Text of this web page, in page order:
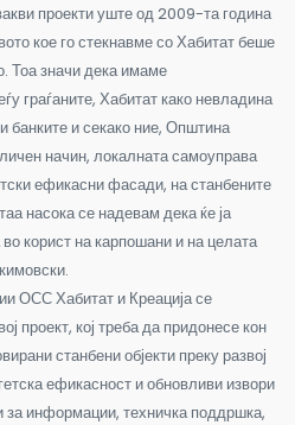
проекти уште од 2009-та година
кое го стекнавме со Хабитат беше
Тоа значи дека имаме
граѓаните, Хабитат како невладина
банките и секако ние, Општина
начин, локалната самоуправа
ефикасни фасади, на станбените
насока се надевам дека ќе ја
корист на карпошани и на целата
ОСС Хабитат и Креација се
проект, кој треба да придонесе кон
станбени објекти преку развој
ефикасност и обновливи извори
за информации, техничка поддршка,